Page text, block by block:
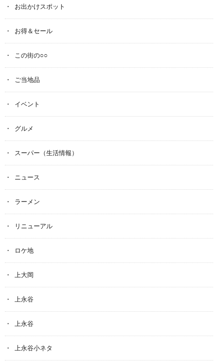
お出かけスポット
お得＆セール
この街の○○
ご当地品
イベント
グルメ
スーパー（生活情報）
ニュース
ラーメン
リニューアル
ロケ地
上大岡
上永谷
上永谷
上永谷小ネタ